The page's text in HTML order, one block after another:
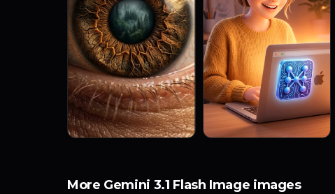
More Gemini 3.1 Flash Image images